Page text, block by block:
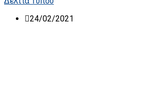
24/02/2021